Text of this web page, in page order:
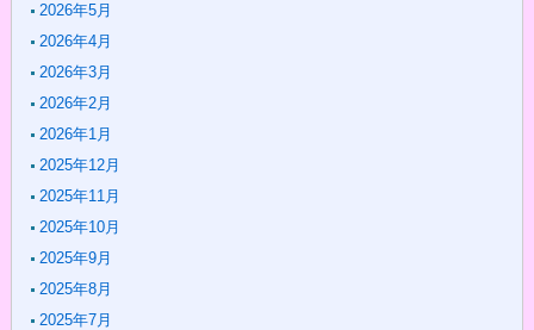
2026年5月
2026年4月
2026年3月
2026年2月
2026年1月
2025年12月
2025年11月
2025年10月
2025年9月
2025年8月
2025年7月